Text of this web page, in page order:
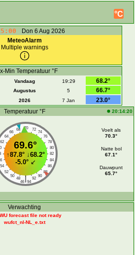
°C
Don 6 Aug 2026
MeteoAlarm
Multiple warnings
Min Temperatuur °F
Vandaag 19:29
68.2°
Augustus 5
66.7°
2026 7 Jan
23.0°
Temperatuur °F
20:14:20
70
68 72
66
74
64
76
62
78
80
82
84
54
86
52
88
50
90
48 92
|
46 94
69.6°
↑87.8°↓68.2°
-5.0°↙
Voelt als
70.3°
Natte bol
67.1°
Dauwpunt
65.7°
Verwachting
forecast file not ready
wufct_nl-NL_e.txt